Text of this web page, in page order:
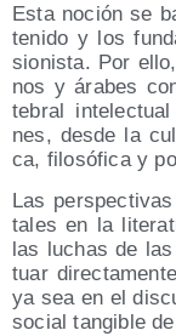
Esta noción se
te­ni­do y los
sio­nis­ta. Por
nos y ára­bes
te­bral
nes, des­de la
ca, filo­só­fi­ca y
Las
ta­les en la
las luchas de
tuar
ya sea en el
social tan­gi­ble